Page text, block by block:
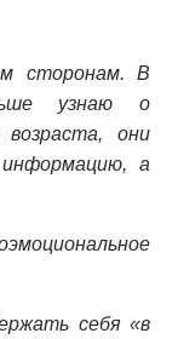
сторонам. В
узнаю о
они
а
себя «в